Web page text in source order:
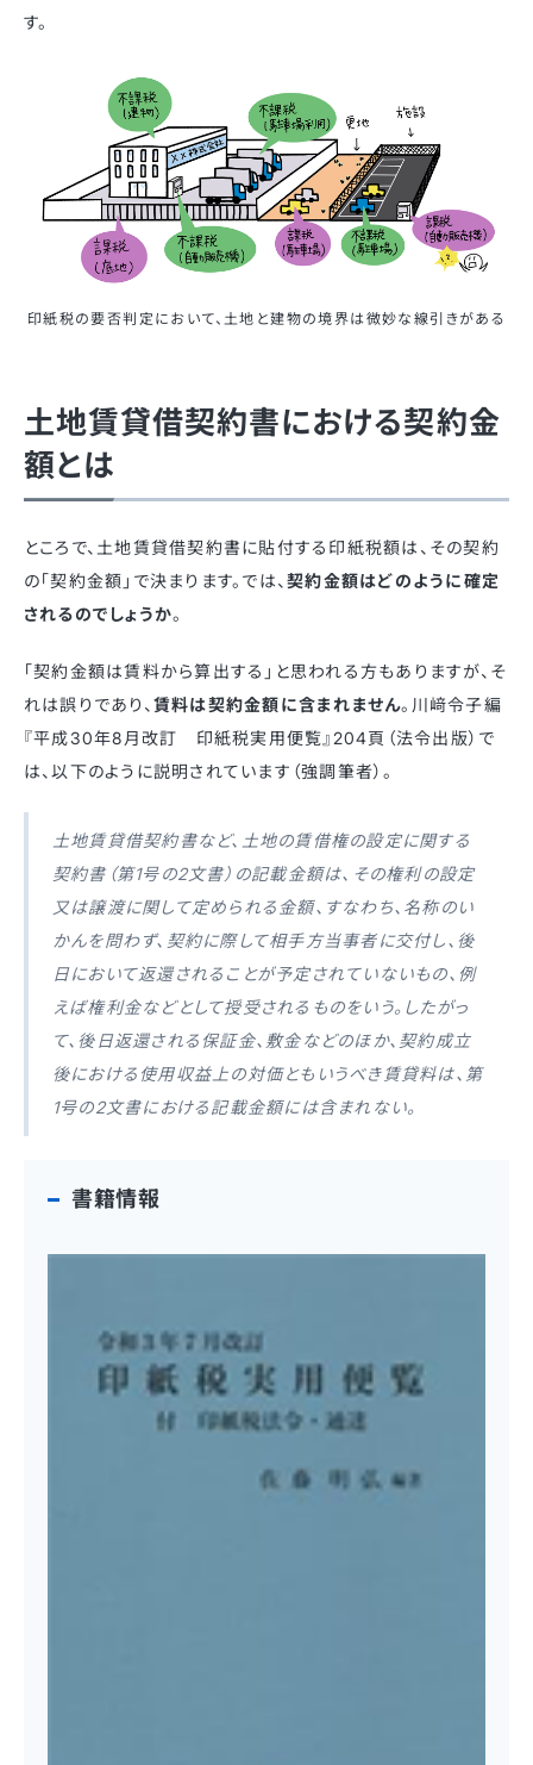
す。
印紙税の要否判定において、土地と建物の境界は微妙な線引きがある
土地賃貸借契約書における契約金
額とは
ところで、土地賃貸借契約書に貼付する印紙税額は、その契約
の「契約金額」で決まります。では、契約金額はどのように確定
されるのでしょうか。
「契約金額は賃料から算出する」と思われる方もありますが、そ
れは誤りであり、 賃料は契約金額に含まれません。川﨑令子編
『平成30年8月改訂 印紙税実用便覧』204頁（法令出版）で
は、以下のように説明されています（強調筆者）。
土地賃貸借契約書など、土地の賃借権の設定に関する
契約書（第1号の2文書）の記載金額は、その権利の設定
又は譲渡に関して定められる金額、すなわち、名称のい
かんを問わず、契約に際して相手方当事者に交付し、後
日において返還されることが予定されていないもの、例
えば権利金などとして授受されるものをいう。したがっ
て、後日返還される保証金、敷金などのほか、契約成立
後における使用収益上の対価ともいうべき賃貸料は、第
1号の2文書における記載金額には含まれない。
書籍情報